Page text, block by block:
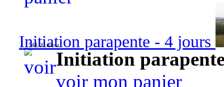
Initiation parapente - 4 jours
540,00 euros
Initiation
voir mon panier